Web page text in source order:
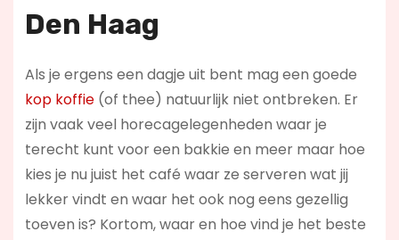
Den Haag
Als je ergens een dagje uit bent mag een goede
kop koffie(of thee) natuurlijk niet ontbreken. Er
zijn vaak veel horecagelegenheden waar je
terecht kunt voor een bakkie en meer maar hoe
kies je nu juist het café waar ze serveren wat jij
lekker vindt en waar het ook nog eens gezellig
toeven is? Kortom, waar en hoe vind je het beste